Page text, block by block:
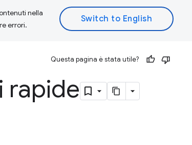
nella
errori.
Questa pagina è stata utile?
rapide